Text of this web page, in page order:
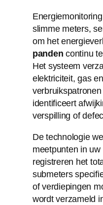
slimme meters,
om het
panden continu
Het systeem
elektriciteit, gas
identificeert
verspilling of
De technologie
meetpunten in
registreren het
submeters
of verdiepingen
wordt verzameld